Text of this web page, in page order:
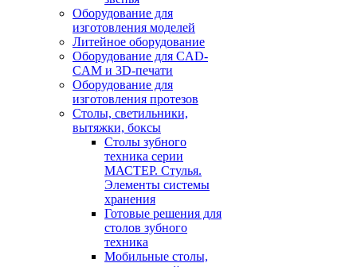
Оборудование для
изготовления моделей
Литейное оборудование
Оборудование для CAD-
CAM и 3D-печати
Оборудование для
изготовления протезов
Cтолы, светильники,
вытяжки, боксы
Столы зубного
техника серии
МАСТЕР. Стулья.
Элементы системы
хранения
Готовые решения для
столов зубного
техника
Мобильные столы,